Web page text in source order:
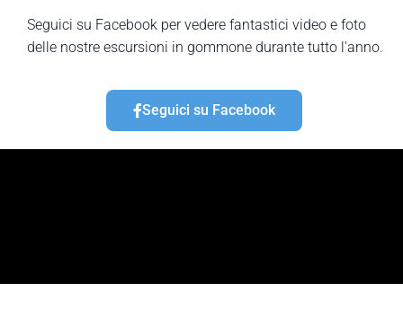
Seguici su Facebook per vedere fantastici video e foto
delle nostre escursioni in gommone durante tutto l'anno.
Seguici su Facebook